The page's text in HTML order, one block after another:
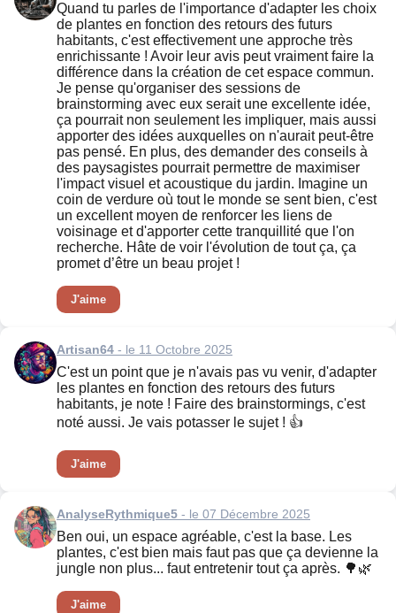
Quand tu parles de l'importance d'adapter les choix
de plantes en fonction des retours des futurs
habitants, c'est effectivement une approche très
enrichissante ! Avoir leur avis peut vraiment faire la
différence dans la création de cet espace commun.
Je pense qu'organiser des sessions de
brainstorming avec eux serait une excellente idée,
ça pourrait non seulement les impliquer, mais aussi
apporter des idées auxquelles on n'aurait peut-être
pas pensé. En plus, des demander des conseils à
des paysagistes pourrait permettre de maximiser
l'impact visuel et acoustique du jardin. Imagine un
coin de verdure où tout le monde se sent bien, c'est
un excellent moyen de renforcer les liens de
voisinage et d'apporter cette tranquillité que l'on
recherche. Hâte de voir l'évolution de tout ça, ça
promet d’être un beau projet !
J'aime
Artisan64 - le 11 Octobre 2025
C'est un point que je n'avais pas vu venir, d'adapter
les plantes en fonction des retours des futurs
habitants, je note ! Faire des brainstormings, c'est
noté aussi. Je vais potasser le sujet ! 👍
J'aime
AnalyseRythmique5 - le 07 Décembre 2025
Ben oui, un espace agréable, c'est la base. Les
plantes, c'est bien mais faut pas que ça devienne la
jungle non plus... faut entretenir tout ça après. 🌳🌿
J'aime